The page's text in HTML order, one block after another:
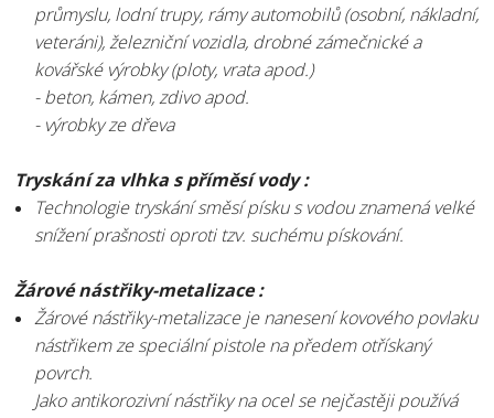
průmyslu, lodní trupy, rámy automobilů (osobní, nákladní,
veteráni), železniční vozidla, drobné zámečnické a
kovářské výrobky (ploty, vrata apod.)
- beton, kámen, zdivo apod.
- výrobky ze dřeva
Tryskání za vlhka s příměsí vody :
Technologie tryskání směsí písku s vodou znamená velké
snížení prašnosti oproti tzv. suchému pískování.
Žárové nástřiky-metalizace :
Žárové nástřiky-metalizace je nanesení kovového povlaku
nástřikem ze speciální pistole na předem otřískaný
povrch.
Jako antikorozivní nástřiky na ocel se nejčastěji používá